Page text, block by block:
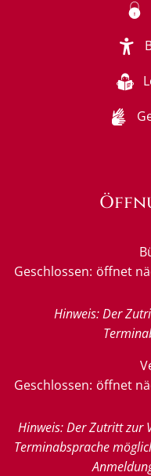
Klicken, um weitere
Geschlossen: öffnet
Hinweis: Der
Klicken, um weitere
Geschlossen: öffnet
Hinweis: Der Zutritt zur
Terminabsprache